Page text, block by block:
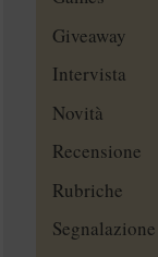
Giveaway
Intervista
Novità
Recensione
Rubriche
Segnalazione